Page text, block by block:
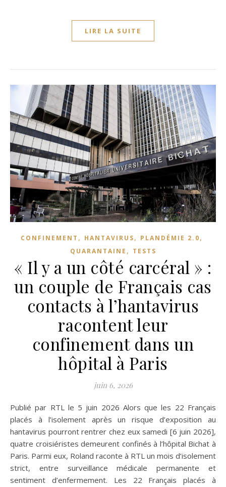
LIRE LA SUITE
CONFINEMENT , HANTAVIRUS, PLANDÉMIE 2.0,
QUARANTAINE , TESTS
« Il y a un côté carcéral » :
un couple de Français cas
contacts à l’hantavirus
racontent leur
confinement dans un
hôpital à Paris
juin 6, 2026
Publié par RTL le 5 juin 2026 Alors que les 22 Français
placés à l’isolement après un risque d’exposition au
hantavirus pourront rentrer chez eux samedi [6 juin 2026],
quatre croisiéristes demeurent confinés à l’hôpital Bichat à
Paris. Parmi eux, Roland raconte à RTL un mois d’isolement
strict, entre surveillance médicale permanente et
sentiment d’enfermement. Les 22 Français placés à